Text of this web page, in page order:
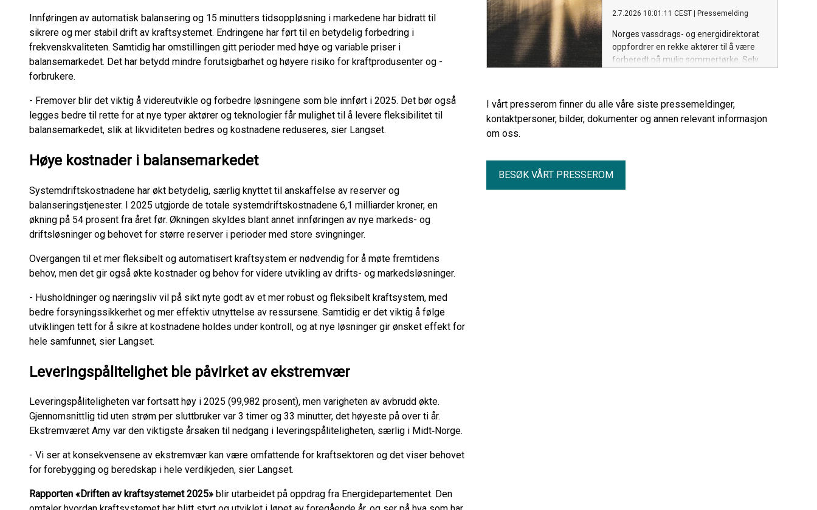
Innføringen av automatisk balansering og 15 minutters tidsoppløsning i markedene har bidratt til
sikrere og mer stabil drift av kraftsystemet. Endringene har ført til en betydelig forbedring i
frekvenskvaliteten. Samtidig har omstillingen gitt perioder med høye og variable priser i
balansemarkedet. Det har betydd mindre forutsigbarhet og høyere risiko for kraftprodusenter og -
forbrukere.
- Fremover blir det viktig å videreutvikle og forbedre løsningene som ble innført i 2025. Det bør også
legges bedre til rette for at nye typer aktører og teknologier får mulighet til å levere fleksibilitet til
balansemarkedet, slik at likviditeten bedres og kostnadene reduseres, sier Langset.
Høye kostnader i balansemarkedet
Systemdriftskostnadene har økt betydelig, særlig knyttet til anskaffelse av reserver og
balanseringstjenester. I 2025 utgjorde de totale systemdriftskostnadene 6,1 milliarder kroner, en
økning på 54 prosent fra året før. Økningen skyldes blant annet innføringen av nye markeds- og
driftsløsninger og behovet for større reserver i perioder med store svingninger.
Overgangen til et mer fleksibelt og automatisert kraftsystem er nødvendig for å møte fremtidens
behov, men det gir også økte kostnader og behov for videre utvikling av drifts- og markedsløsninger.
- Husholdninger og næringsliv vil på sikt nyte godt av et mer robust og fleksibelt kraftsystem, med
bedre forsyningssikkerhet og mer effektiv utnyttelse av ressursene. Samtidig er det viktig å følge
utviklingen tett for å sikre at kostnadene holdes under kontroll, og at nye løsninger gir ønsket effekt for
hele samfunnet, sier Langset.
Leveringspålitelighet ble påvirket av ekstremvær
Leveringspåliteligheten var fortsatt høy i 2025 (99,982 prosent), men varigheten av avbrudd økte.
Gjennomsnittlig tid uten strøm per sluttbruker var 3 timer og 33 minutter, det høyeste på over ti år.
Ekstremværet Amy var den viktigste årsaken til nedgang i leveringspåliteligheten, særlig i Midt‑Norge.
- Vi ser at konsekvensene av ekstremvær kan være omfattende for kraftsektoren og det viser behovet
for forebygging og beredskap i hele verdikjeden, sier Langset.
Rapporten «Driften av kraftsystemet 2025» blir utarbeidet på oppdrag fra Energidepartementet. Den
levert strøm i 2025.
2.7.2026 10:01:11 CEST Pressemelding
Norges vassdrags- og energidirektorat
oppfordrer en rekke aktører til å være
forberedt på mulig sommertørke. Selv
overvåking og tiltak dersom situasjonen
endrer seg gjennom sommeren.
I vårt presserom finner du alle våre siste pressemeldinger,
kontaktpersoner, bilder, dokumenter og annen relevant informasjon
om oss.
BESØK VÅRT PRESSEROM